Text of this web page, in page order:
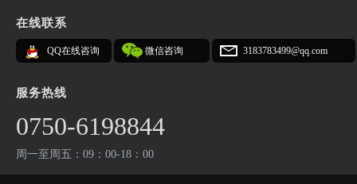
在线联系
QQ在线咨询 微信咨询 3183783499@qq.com
服务热线
0750-6198844
周一至周五：09：00-18：00